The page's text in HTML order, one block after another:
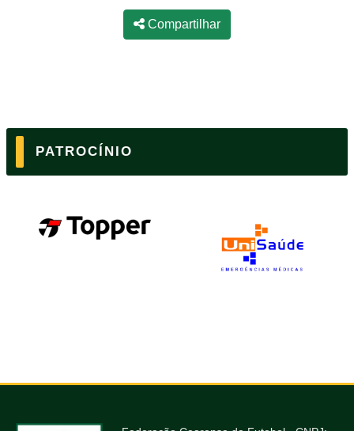
Compartilhar
PATROCÍNIO